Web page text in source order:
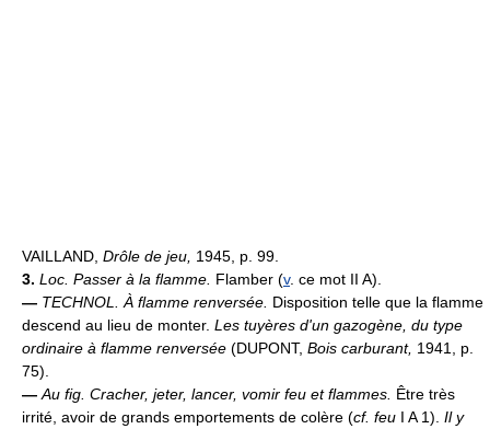
VAILLAND, Drôle de jeu, 1945, p. 99.
3. Loc. Passer à la flamme. Flamber (v. ce mot II A).
— TECHNOL. À flamme renversée. Disposition telle que la flamme
descend au lieu de monter. Les tuyères d'un gazogène, du type
ordinaire à flamme renversée (DUPONT, Bois carburant, 1941, p.
75).
— Au fig. Cracher, jeter, lancer, vomir feu et flammes. Être très
irrité, avoir de grands emportements de colère (cf. feu I A 1). Il y